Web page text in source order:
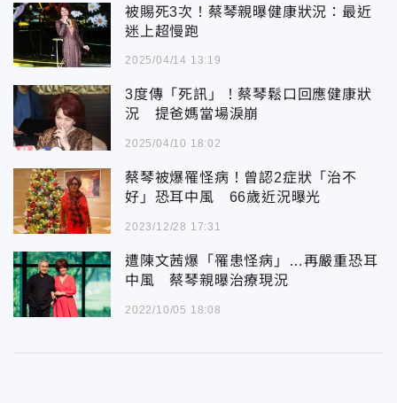
被賜死3次！蔡琴親曝健康狀況：最近
迷上超慢跑
2025/04/14 13:19
3度傳「死訊」！蔡琴鬆口回應健康狀
況 提爸媽當場淚崩
2025/04/10 18:02
蔡琴被爆罹怪病！曾認2症狀「治不
好」恐耳中風 66歲近況曝光
2023/12/28 17:31
遭陳文茜爆「罹患怪病」…再嚴重恐耳
中風 蔡琴親曝治療現況
2022/10/05 18:08